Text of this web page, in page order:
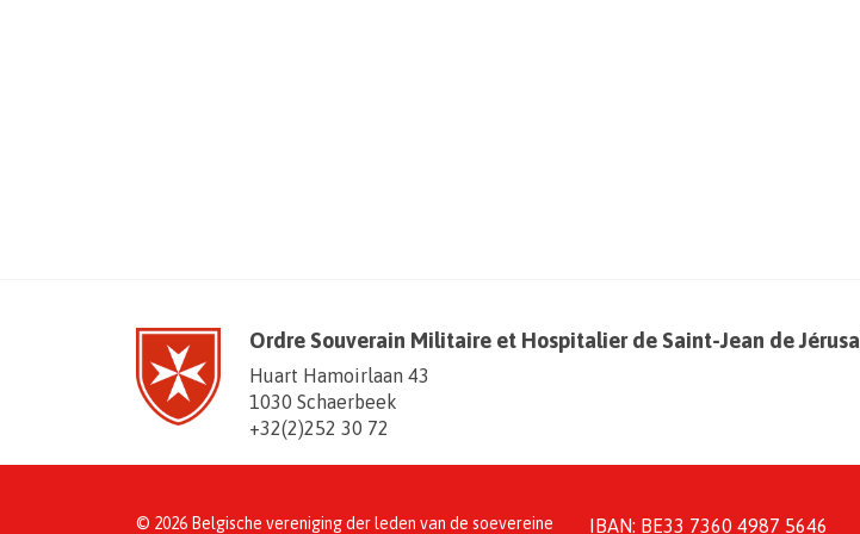
Ordre Souverain Militaire et Hospitalier de Saint-Jean de
Huart Hamoirlaan 43
1030 Schaerbeek
+32(2)252 30 72
© 2026 Belgische vereniging der leden van de soevereine IBAN: BE33 7360 4987 5646